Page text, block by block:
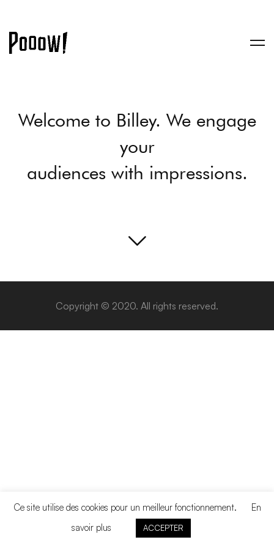
Welcome to Billey. We engage
your
audiences with impressions.
Copyright © 2020. All rights reserved.
Ce site utilise des cookies pour un meilleur fonctionnement.
En
savoir plus
ACCEPTER